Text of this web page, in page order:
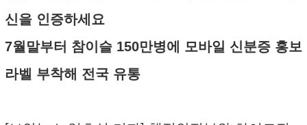
신을 인증하세요
7월말부터 참이슬 150만병에 모바일 신분증 홍보
라벨 부착해 전국 유통